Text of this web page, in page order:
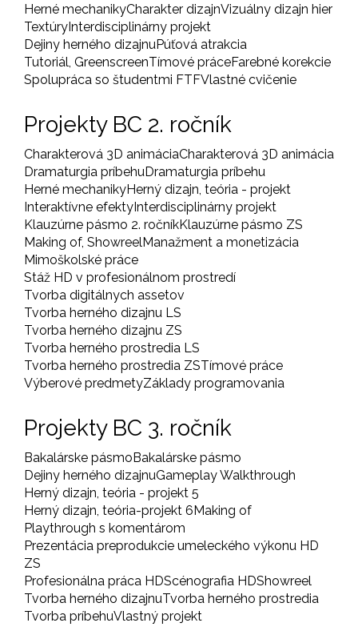
Herné mechanikyCharakter dizajnVizuálny dizajn hier
TextúryInterdisciplinárny projekt
Dejiny herného dizajnuPúťová atrakcia
Tutoriál, GreenscreenTímové práceFarebné korekcie
Spolupráca so študentmi FTFVlastné cvičenie
Projekty BC 2. ročník
Charakterová 3D animáciaCharakterová 3D animácia
Dramaturgia príbehuDramaturgia príbehu
Herné mechanikyHerný dizajn, teória - projekt
Interaktívne efektyInterdisciplinárny projekt
Klauzúrne pásmo 2. ročníkKlauzúrne pásmo ZS
Making of, ShowreelManažment a monetizácia
Mimoškolské práce
Stáž HD v profesionálnom prostredí
Tvorba digitálnych assetov
Tvorba herného dizajnu LS
Tvorba herného dizajnu ZS
Tvorba herného prostredia LS
Tvorba herného prostredia ZSTímové práce
Výberové predmetyZáklady programovania
Projekty BC 3. ročník
Bakalárske pásmoBakalárske pásmo
Dejiny herného dizajnuGameplay Walkthrough
Herný dizajn, teória - projekt 5
Herný dizajn, teória-projekt 6Making of
Playthrough s komentárom
Prezentácia preprodukcie umeleckého výkonu HD
ZS
Profesionálna práca HDScénografia HDShowreel
Tvorba herného dizajnuTvorba herného prostredia
Tvorba príbehuVlastný projekt